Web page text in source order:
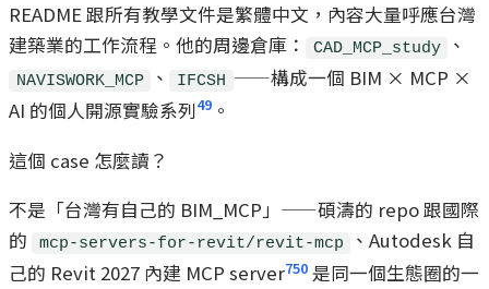
README 跟所有教學文件是繁體中文，內容大量呼應台灣
建築業的工作流程。他的周邊倉庫：
CAD_MCP_study 、
NAVISWORK_MCP 、 IFCSH
——構成一個 BIM × MCP ×
AI 的個人開源實驗系列49 。
這個 case 怎麼讀？
不是「台灣有自己的 BIM_MCP」——碩濤的 repo 跟國際
的
mcp-servers-for-revit/revit-mcp
、Autodesk 自
己的 Revit 2027 內建 MCP server750 是同一個生態圈的一